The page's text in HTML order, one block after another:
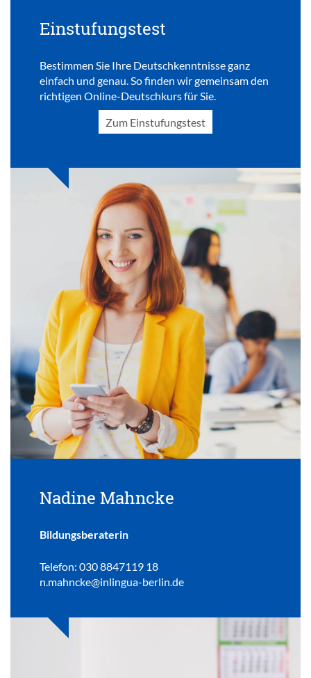
Einstufungstest
Bestimmen Sie Ihre Deutschkenntnisse ganz
einfach und genau. So finden wir gemeinsam den
richtigen Online-Deutschkurs für Sie.
Zum Einstufungstest
Nadine Mahncke
Bildungsberaterin
Telefon: 030 8847119 18
n.mahncke@inlingua-berlin.de